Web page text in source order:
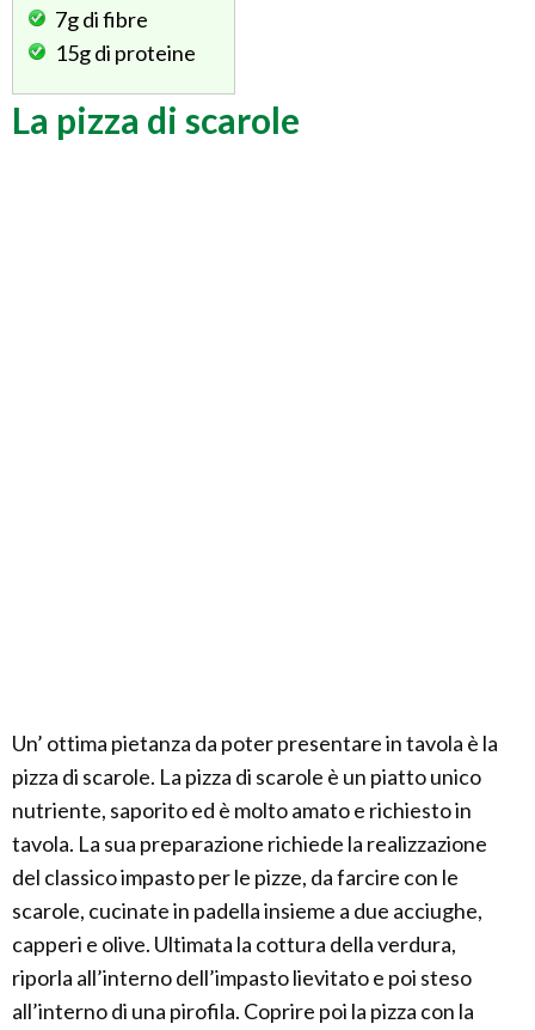
7gdi fibre
15gdi proteine
La pizza di scarole
Un’ ottima pietanza da poter presentare in tavola è la
pizza di scarole. La pizza di scarole è un piatto unico
nutriente, saporito ed è molto amato e richiesto in
tavola. La sua preparazione richiede la realizzazione
del classico impasto per le pizze, da farcire con le
scarole, cucinate in padella insieme a due acciughe,
capperi e olive. Ultimata la cottura della verdura,
riporla all’interno dell’impasto lievitato e poi steso
all’interno di una pirofila. Coprire poi la pizza con la